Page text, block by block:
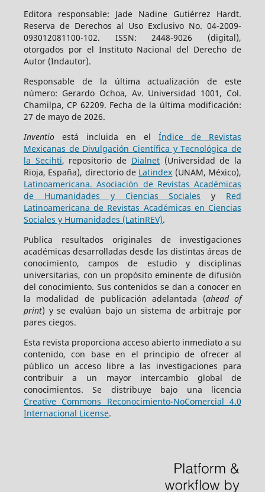
Editora responsable: Jade Nadine Gutiérrez Hardt.
Reserva de Derechos al Uso Exclusivo No. 04-2009-
093012081100-102. ISSN: 2448-9026 (digital),
otorgados por el Instituto Nacional del Derecho de
Autor (Indautor).
Responsable de la última actualización de este
número: Gerardo Ochoa, Av. Universidad 1001, Col.
Chamilpa, CP 62209. Fecha de la última modificación:
27 de mayo de 2026.
Inventioestá incluida en elÍndice de Revistas
Mexicanas de Divulgación Científica y Tecnológica de
la Secihti, repositorio de Dialnet(Universidad de la
Rioja, España), directorio de Latindex (UNAM, México),
Latinoamericana. Asociación de Revistas Académicas
de Humanidades y Ciencias Sociales y Red
Latinoamericana de Revistas Académicas en Ciencias
Sociales y Humanidades (LatinREV).
Publica resultados originales de investigaciones
académicas desarrolladas desde las distintas áreas de
conocimiento, campos de estudio y disciplinas
universitarias, con un propósito eminente de difusión
del conocimiento. Sus contenidos se dan a conocer en
la modalidad de publicación adelantada (ahead of
print) y se evalúan bajo un sistema de arbitraje por
pares ciegos.
Esta revista proporciona acceso abierto inmediato a su
contenido, con base en el principio de ofrecer al
público un acceso libre a las investigaciones para
contribuir a un mayor intercambio global de
conocimientos. Se distribuye bajo una licencia
Creative Commons Reconocimiento-NoComercial 4.0
Internacional License.